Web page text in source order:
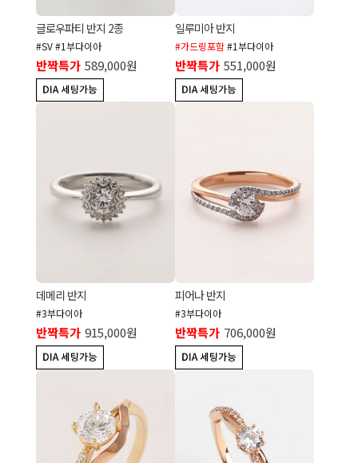
글로우파티 반지 2종
#SV #1부다이아
반짝특가 589,000원
일루미아 반지
#가드링포함#1부다이아
반짝특가 551,000원
데메리 반지
#3부다이아
반짝특가 915,000원
피어나 반지
#3부다이아
반짝특가 706,000원